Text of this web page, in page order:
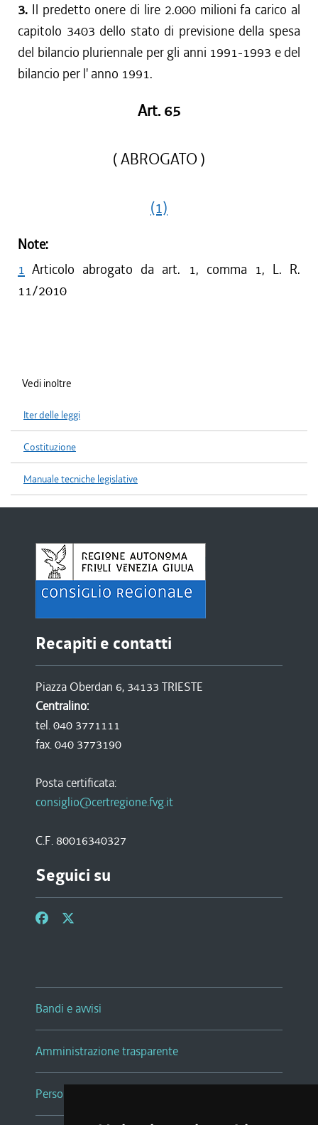
3. Il predetto onere di lire 2.000 milioni fa carico al
capitolo 3403 dello stato di previsione della spesa
del bilancio pluriennale per gli anni 1991-1993 e del
bilancio per l' anno 1991.
Art. 65
( ABROGATO )
(1)
Note:
1 Articolo abrogato da art. 1, comma 1, L. R.
11/2010
Vedi inoltre
Iter delle leggi
Costituzione
Manuale tecniche legislative
Recapiti e contatti
Piazza Oberdan 6, 34133 TRIESTE
Centralino:
tel. 040 3771111
fax. 040 3773190
Posta certificata:
consiglio@certregione.fvg.it
C.F. 80016340327
Seguici su
Bandi e avvisi
Amministrazione trasparente
Persone e Uffici